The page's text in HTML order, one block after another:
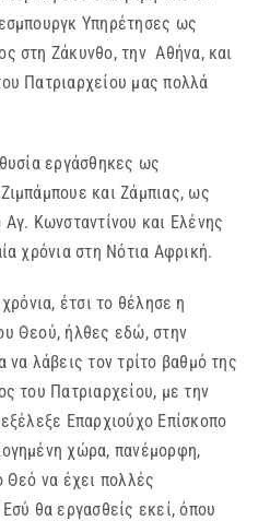
Υπηρέτησες ως
στη Ζάκυνθο, την Αθήνα, και
Πατριαρχείου μας πολλά
εργάσθηκες ως
και Ζάμπιας, ως
Κωνσταντίνου και Ελένης
χρόνια στη Νότια Αφρική.
έτσι το θέλησε η
Θεού, ήλθες εδώ, στην
να λάβεις τον τρίτο βαθμό της
του Πατριαρχείου, με την
Επαρχιούχο Επίσκοπο
χώρα, πανέμορφη,
Θεό να έχει πολλές
θα εργασθείς εκεί, όπου